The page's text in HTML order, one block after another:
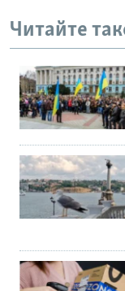
Читайте